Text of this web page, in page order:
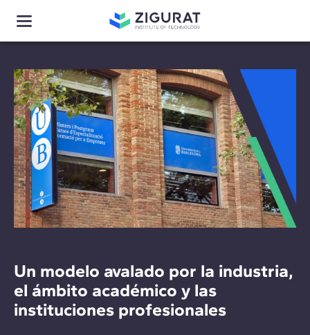
Un modelo avalado por la industria,
el ámbito académico y las
instituciones profesionales